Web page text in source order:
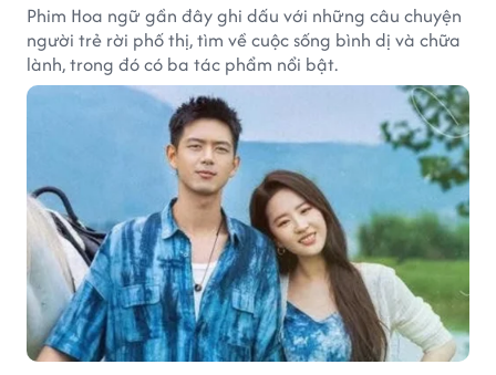
Phim Hoa ngữ gần đây ghi dấu với những câu chuyện
người trẻ rời phố thị, tìm về cuộc sống bình dị và chữa
lành, trong đó có ba tác phẩm nổi bật.